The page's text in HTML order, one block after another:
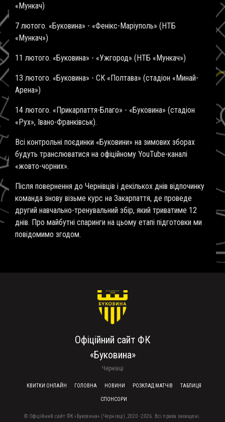
«Мункач)
7 лютого. «Буковина» - «Фенікс-Маріуполь» (НТБ
«Мункач»)
11 лютого. «Буковина» - «Ужгород» (НТБ «Мункач»)
13 лютого. «Буковина» - СК «Полтава» (стадіон «Минай-
Арена»)
14 лютого. «Прикарпаття-Благо» - «Буковина» (стадіон
«Рух», Івано-Франківськ).
Всі контрольні поєдинки «Буковини» на зимових зборах
будуть транслюватися на офіційному YouTube-каналі
«жовто-чорних».
Після повернення до Чернівців і декількох днів відпочинку
команда знову візьме курс на Закарпаття, де проведе
другий навчально-тренувальний збір, який триватиме 12
днів. Про майбутні спаринги на цьому етапі підготовки ми
повідомимо згодом.
Офіційний сайт ФК
«Буковина»
Чернівці
FOOTER MENU
КВИТКИ ОНЛАЙН ГОЛОВНА НОВИНИ РОЗКЛАД МАТЧІВ ТАБЛИЦЯ
СПОНСОРИ
© Офіційний сайт ФК «Буковина» (Чернівці), 2020 - 2026. Всі права захищені.